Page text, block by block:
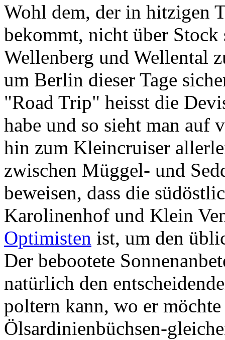
Wohl dem, der in hitzigen
bekommt, nicht über Stock
Wellenberg und Wellental
um Berlin dieser Tage
"Road Trip" heisst die
habe und so sieht man auf
hin zum Kleincruiser
zwischen Müggel- und
beweisen, dass die
Karolinenhof und Klein
Optimisten ist, um den
Der bebootete
natürlich den
poltern kann, wo er
Ölsardinienbüchsen-